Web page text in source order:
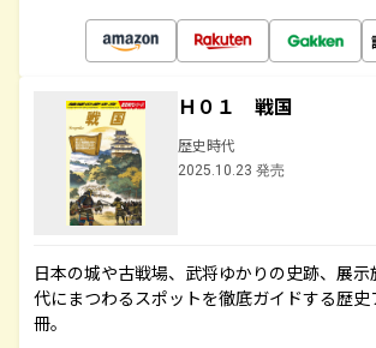
Ｈ０１ 戦国
歴史時代
2025.10.23 発売
日本の城や古戦場、武将ゆかりの史跡、展
代にまつわるスポットを徹底ガイドする歴
冊。